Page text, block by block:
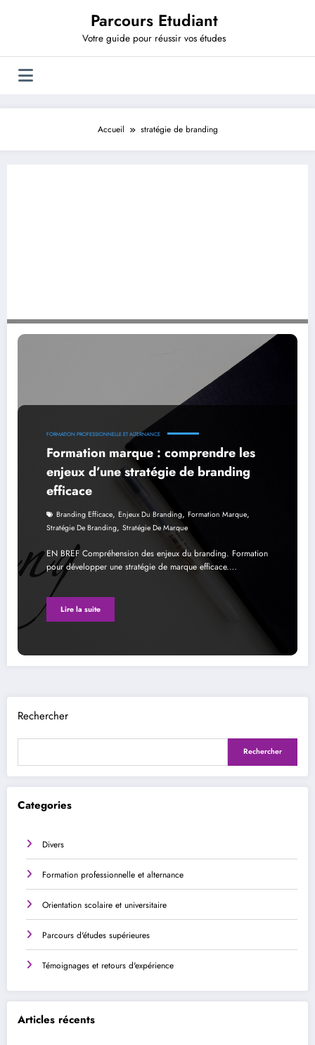
Parcours Etudiant
Votre guide pour réussir vos études
Accueil stratégie de branding
Formation marque : comprendre les enjeux d’une stratégie de branding efficace
FORMATION PROFESSIONNELLE ET ALTERNANCE
Formation marque : comprendre les
enjeux d’une stratégie de branding
efficace
Branding Efficace, Enjeux Du Branding, Formation Marque,
Stratégie De Branding, Stratégie De Marque
EN BREF Compréhension des enjeux du branding. Formation
pour développer une stratégie de marque efficace.…
Lire la suite
Rechercher
Rechercher
Categories
Divers
Formation professionnelle et alternance
Orientation scolaire et universitaire
Parcours d'études supérieures
Témoignages et retours d'expérience
Articles récents